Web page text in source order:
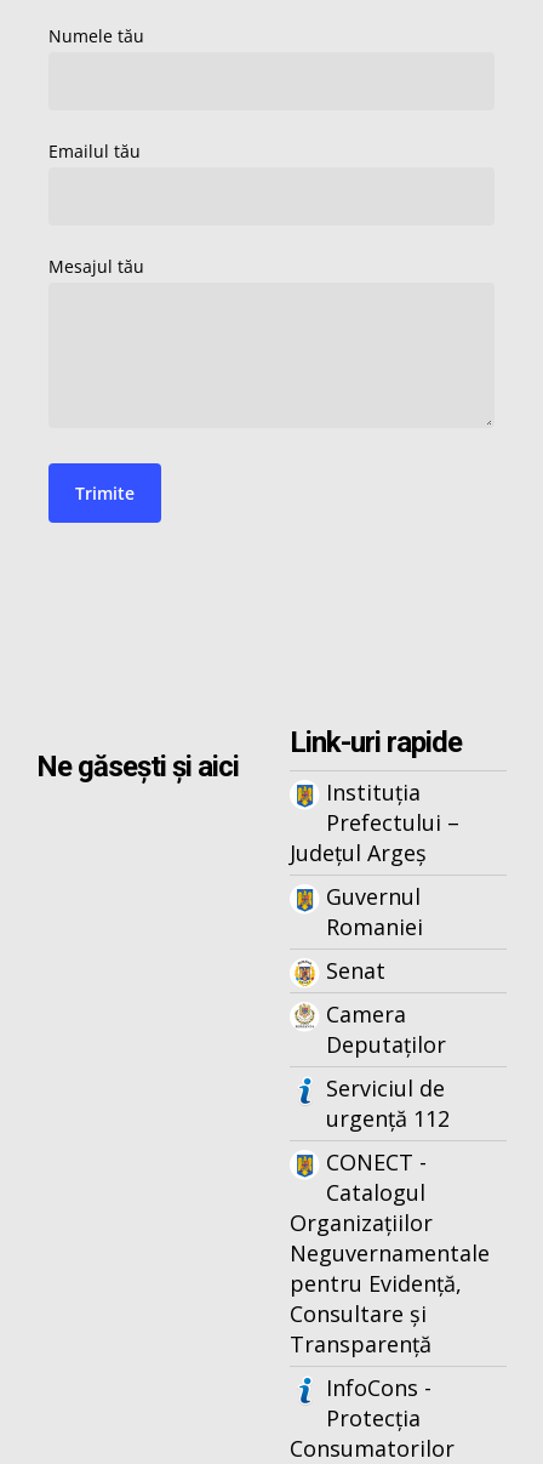
Ne găsești și aici
Link-uri rapide
Instituția
Prefectului –
Județul Argeș
Guvernul
Romaniei
Senat
Camera
Deputaților
Serviciul de
urgență 112
CONECT -
Catalogul
Organizațiilor
Neguvernamentale
pentru Evidență,
Consultare și
Transparență
InfoCons -
Protecția
Consumatorilor